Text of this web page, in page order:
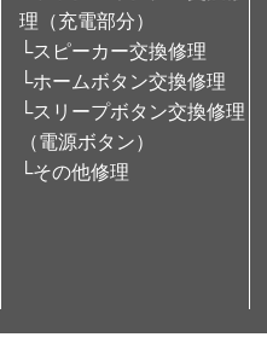
理（充電部分）
└スピーカー交換修理
└ホームボタン交換修理
└スリープボタン交換修理
（電源ボタン）
└その他修理